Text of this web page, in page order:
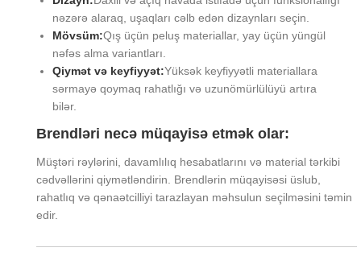
nəzərə alaraq, uşaqları cəlb edən dizaynları seçin.
Mövsüm:Qış üçün peluş materiallar, yay üçün yüngül
nəfəs alma variantları.
Qiymət və keyfiyyət:Yüksək keyfiyyətli materiallara
sərmayə qoymaq rahatlığı və uzunömürlülüyü artıra
bilər.
Brendləri necə müqayisə etmək olar:
Müştəri rəylərini, davamlılıq hesabatlarını və material tərkibi
cədvəllərini qiymətləndirin. Brendlərin müqayisəsi üslub,
rahatlıq və qənaətcilliyi tarazlayan məhsulun seçilməsini təmin
edir.